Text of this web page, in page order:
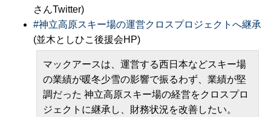
さんTwitter)
#神立高原スキー場の運営クロスプロジェクトへ継承
(並木としひこ後援会HP)
マックアースは、運営する西日本などスキー場
の業績が暖冬少雪の影響で振るわず、業績が堅
調だった 神立高原スキー場の経営をクロスプロ
ジェクトに継承し、財務状況を改善したい。